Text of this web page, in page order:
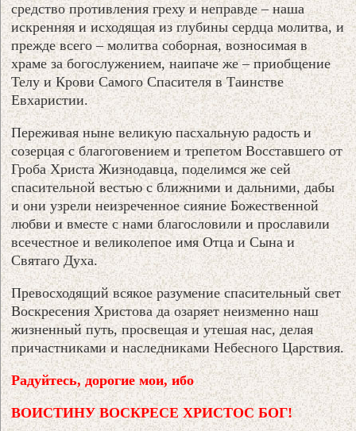
средство противления греху и неправде – наша
искренняя и исходящая из глубины сердца молитва, и
прежде всего – молитва соборная, возносимая в
храме за богослужением, наипаче же – приобщение
Телу и Крови Самого Спасителя в Таинстве
Евхаристии.
Переживая ныне великую пасхальную радость и
созерцая с благоговением и трепетом Восставшего от
Гроба Христа Жизнодавца, поделимся же сей
спасительной вестью с ближними и дальними, дабы
и они узрели неизреченное сияние Божественной
любви и вместе с нами благословили и прославили
всечестное и великолепое имя Отца и Сына и
Святаго Духа.
Превосходящий всякое разумение спасительный свет
Воскресения Христова да озаряет неизменно наш
жизненный путь, просвещая и утешая нас, делая
причастниками и наследниками Небесного Царствия.
Радуйтесь, дорогие мои, ибо
ВОИСТИНУ ВОСКРЕСЕ ХРИСТОС БОГ!